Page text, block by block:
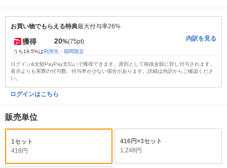
お買い物でもらえる特典最大付与率26%
獲得 20%(75pt)
うち19.5%は利用先・期間限定
内訳を見る
ログイン&全額PayPay支払いで獲得できます。原則として税抜金額に対し付与されます。
表示よりも実際の付与数、付与率が少ない場合があります。詳細は内訳からご確認くださ
い。
ログインはこちら
販売単位
1セット
418円
416円×3セット
1,248円